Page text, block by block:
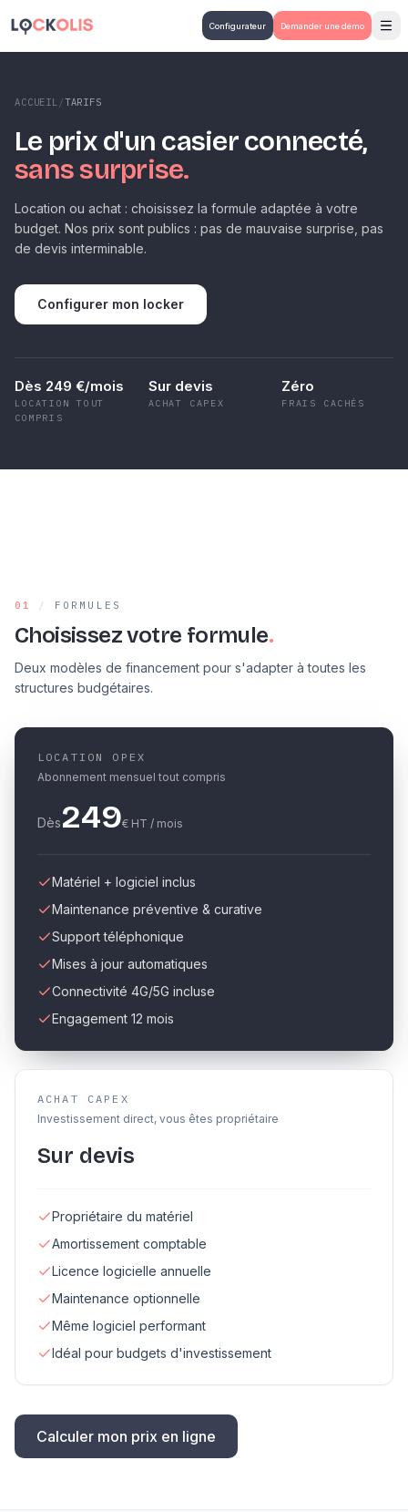
Configurateur Demander une démo
ACCUEIL /TARIFS
Le prix d'un casier connecté,
sans surprise.
Location ou achat : choisissez la formule adaptée à votre
budget. Nos prix sont publics : pas de mauvaise surprise, pas
de devis interminable.
Configurer mon locker
LOCATION TOUT
COMPRIS
Dès 249 €/mois
ACHAT CAPEX
Sur devis
FRAIS CACHÉS
Zéro
01 / FORMULES
Choisissez votre formule.
Deux modèles de financement pour s'adapter à toutes les
structures budgétaires.
LOCATION OPEX
Abonnement mensuel tout compris
Dès249€ HT / mois
Matériel + logiciel inclus
Maintenance préventive & curative
Support téléphonique
Mises à jour automatiques
Connectivité 4G/5G incluse
Engagement 12 mois
ACHAT CAPEX
Investissement direct, vous êtes propriétaire
Sur devis
Propriétaire du matériel
Amortissement comptable
Licence logicielle annuelle
Maintenance optionnelle
Même logiciel performant
Idéal pour budgets d'investissement
Calculer mon prix en ligne